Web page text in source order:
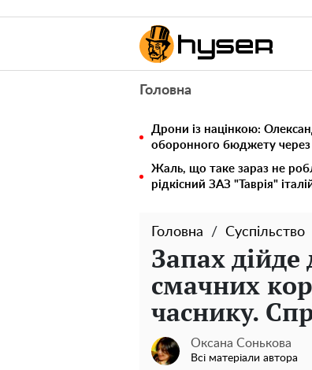
Головна
Дрони із націнкою:
оборонного бюджету через
Жаль, що таке зараз не
рідкісний ЗАЗ "Таврія"
Головна Суспільство
Запах дійде
смачних
часнику.
Оксана Сонькова
Всі матеріали автора